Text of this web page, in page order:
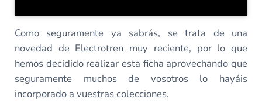
Como seguramente ya sabrás, se trata de una
novedad de Electrotren muy reciente, por lo que
hemos decidido realizar esta ficha aprovechando que
seguramente muchos de vosotros lo hayáis
incorporado a vuestras colecciones.